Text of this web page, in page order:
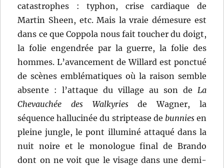
catastrophes : typhon, crise cardiaque de
Martin Sheen, etc. Mais la vraie démesure est
dans ce que Coppola nous fait toucher du doigt,
la folie engendrée par la guerre, la folie des
hommes. L’avancement de Willard est ponctué
de scènes emblématiques où la raison semble
absente : l’attaque du village au son de La
Chevauchée des Walkyriesde Wagner, la
séquence hallucinée du striptease de bunniesen
pleine jungle, le pont illuminé attaqué dans la
nuit noire et le monologue final de Brando
dont on ne voit que le visage dans une demi-